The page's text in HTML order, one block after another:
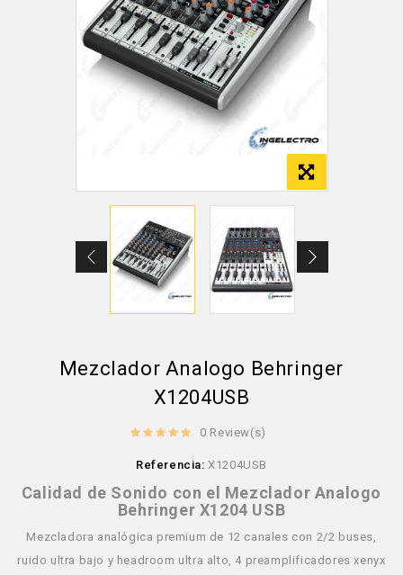
Mezclador Analogo Behringer
X1204USB
0 Review(s)
Referencia: X1204USB
Calidad de Sonido con el Mezclador Analogo
Behringer X1204 USB
Mezcladora analógica premium de 12 canales con 2/2 buses,
ruido ultra bajo y headroom ultra alto, 4 preamplificadores xenyx